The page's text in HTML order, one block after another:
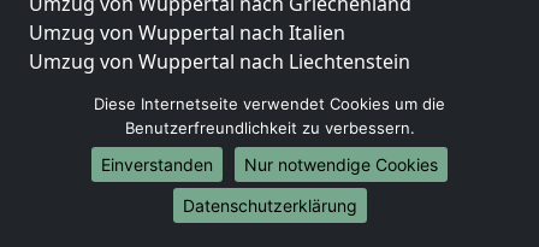
Umzug von Wuppertal nach Italien
Umzug von Wuppertal nach Liechtenstein
Umzug von Wuppertal nach Niederlande
Umzug von Wuppertal nach Norwegen
Umzüge-Deutschlandweit
Diese Internetseite verwendet Cookies um die
Benutzerfreundlichkeit zu verbessern.
Einverstanden
Nur notwendige Cookies
Datenschutzerklärung